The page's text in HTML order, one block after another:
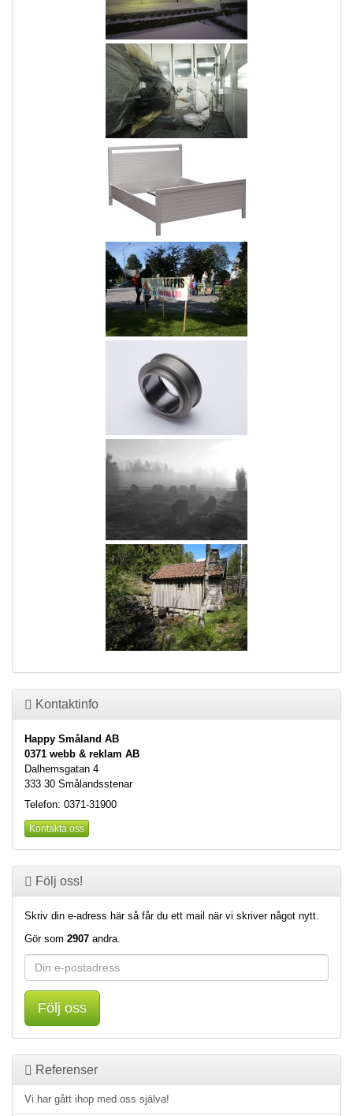
Kontaktinfo
Happy Småland AB
0371 webb & reklam AB
Dalhemsgatan 4
333 30 Smålandsstenar
Telefon: 0371-31900
Kontakta oss
Följ oss!
Skriv din e-adress här så får du ett mail när vi skriver något nytt.
Gör som 2907 andra.
Följ oss
Referenser
Vi har gått ihop med oss själva!